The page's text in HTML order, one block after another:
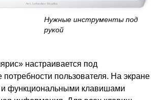
Нужные инструменты под
рукой
настраивается под
пользователя. На экране
функциональными клавишами